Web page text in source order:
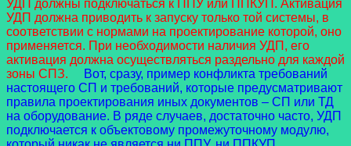
УДП должны подключаться к ППУ или ППКУП. Активация
УДП должна приводить к запуску только той системы, в
соответствии с нормами на проектирование которой, оно
применяется. При необходимости наличия УДП, его
активация должна осуществляться раздельно для каждой
зоны СПЗ.
Вот, сразу, пример конфликта требований
настоящего СП и требований, которые предусматривают
правила проектирования иных документов – СП или ТД
на оборудование. В ряде случаев, достаточно часто, УДП
подключается к объектовому промежуточному модулю,